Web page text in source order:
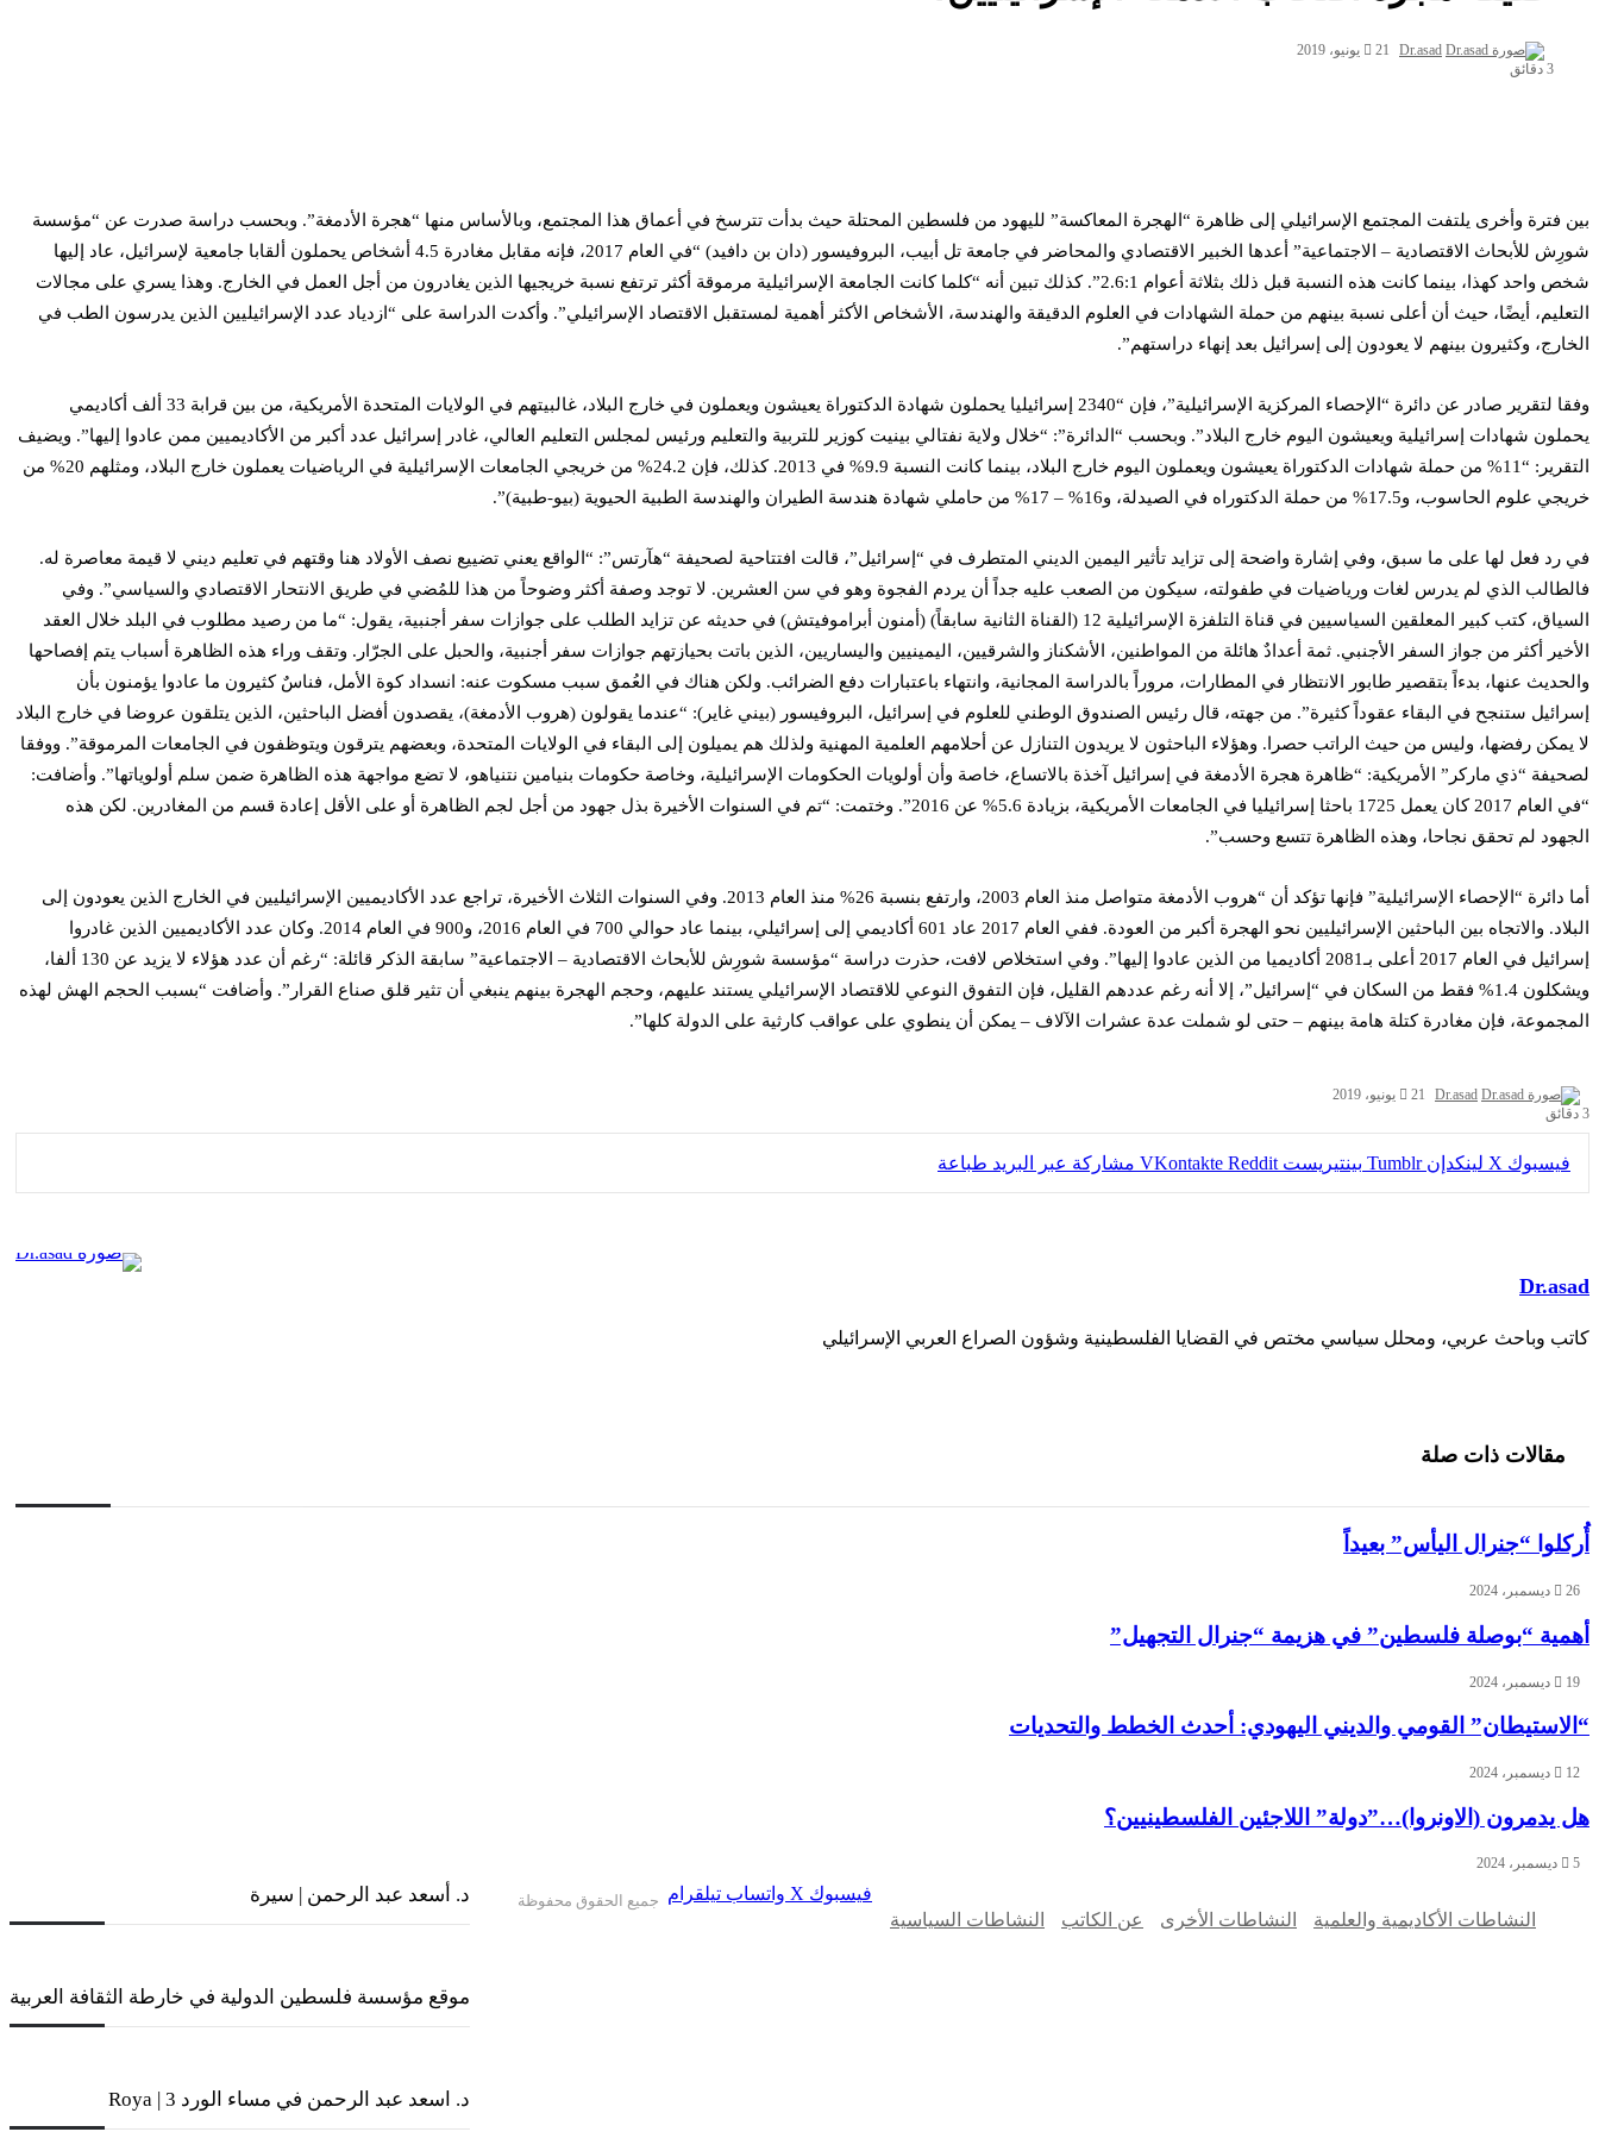
Dr.asad
21 يونيو، 2019
3 دقائق
بين فترة وأخرى يلتفت المجتمع الإسرائيلي إلى ظاهرة “الهجرة المعاكسة” لليهود من فلسطين المحتلة حيث بدأت تترسخ في أعماق هذا المجتمع، وبالأساس منها “هجرة الأدمغة”. وبحسب دراسة صدرت عن “مؤسسة
شورِش للأبحاث الاقتصادية – الاجتماعية” أعدها الخبير الاقتصادي والمحاضر في جامعة تل أبيب، البروفيسور (دان بن دافيد) “في العام 2017، فإنه مقابل مغادرة 4.5 أشخاص يحملون ألقابا جامعية لإسرائيل، عاد إليها
شخص واحد كهذا، بينما كانت هذه النسبة قبل ذلك بثلاثة أعوام 2.6:1”. كذلك تبين أنه “كلما كانت الجامعة الإسرائيلية مرموقة أكثر ترتفع نسبة خريجيها الذين يغادرون من أجل العمل في الخارج. وهذا يسري على مجالات
التعليم، أيضًا، حيث أن أعلى نسبة بينهم من حملة الشهادات في العلوم الدقيقة والهندسة، الأشخاص الأكثر أهمية لمستقبل الاقتصاد الإسرائيلي”. وأكدت الدراسة على “ازدياد عدد الإسرائيليين الذين يدرسون الطب في
الخارج، وكثيرون بينهم لا يعودون إلى إسرائيل بعد إنهاء دراستهم”.
وفقا لتقرير صادر عن دائرة “الإحصاء المركزية الإسرائيلية”، فإن “2340 إسرائيليا يحملون شهادة الدكتوراة يعيشون ويعملون في خارج البلاد، غالبيتهم في الولايات المتحدة الأمريكية، من بين قرابة 33 ألف أكاديمي
يحملون شهادات إسرائيلية ويعيشون اليوم خارج البلاد”. وبحسب “الدائرة”: “خلال ولاية نفتالي بينيت كوزير للتربية والتعليم ورئيس لمجلس التعليم العالي، غادر إسرائيل عدد أكبر من الأكاديميين ممن عادوا إليها”. ويضيف
التقرير: “11% من حملة شهادات الدكتوراة يعيشون ويعملون اليوم خارج البلاد، بينما كانت النسبة 9.9% في 2013. كذلك، فإن 24.2% من خريجي الجامعات الإسرائيلية في الرياضيات يعملون خارج البلاد، ومثلهم 20% من
خريجي علوم الحاسوب، و17.5% من حملة الدكتوراه في الصيدلة، و16% – 17% من حاملي شهادة هندسة الطيران والهندسة الطبية الحيوية (بيو-طبية)”.
في رد فعل لها على ما سبق، وفي إشارة واضحة إلى تزايد تأثير اليمين الديني المتطرف في “إسرائيل”، قالت افتتاحية لصحيفة “هآرتس”: “الواقع يعني تضييع نصف الأولاد هنا وقتهم في تعليم ديني لا قيمة معاصرة له.
فالطالب الذي لم يدرس لغات ورياضيات في طفولته، سيكون من الصعب عليه جداً أن يردم الفجوة وهو في سن العشرين. لا توجد وصفة أكثر وضوحاً من هذا للمُضي في طريق الانتحار الاقتصادي والسياسي”. وفي
السياق، كتب كبير المعلقين السياسيين في قناة التلفزة الإسرائيلية 12 (القناة الثانية سابقاً) (أمنون أبراموفيتش) في حديثه عن تزايد الطلب على جوازات سفر أجنبية، يقول: “ما من رصيد مطلوب في البلد خلال العقد
الأخير أكثر من جواز السفر الأجنبي. ثمة أعدادٌ هائلة من المواطنين، الأشكناز والشرقيين، اليمينيين واليساريين، الذين باتت بحيازتهم جوازات سفر أجنبية، والحبل على الجرّار. وتقف وراء هذه الظاهرة أسباب يتم إفصاحها
والحديث عنها، بدءاً بتقصير طابور الانتظار في المطارات، مروراً بالدراسة المجانية، وانتهاء باعتبارات دفع الضرائب. ولكن هناك في العُمق سبب مسكوت عنه: انسداد كوة الأمل، فناسٌ كثيرون ما عادوا يؤمنون بأن
إسرائيل ستنجح في البقاء عقوداً كثيرة”. من جهته، قال رئيس الصندوق الوطني للعلوم في إسرائيل، البروفيسور (بيني غاير): “عندما يقولون (هروب الأدمغة)، يقصدون أفضل الباحثين، الذين يتلقون عروضا في خارج البلاد
لا يمكن رفضها، وليس من حيث الراتب حصرا. وهؤلاء الباحثون لا يريدون التنازل عن أحلامهم العلمية المهنية ولذلك هم يميلون إلى البقاء في الولايات المتحدة، وبعضهم يترقون ويتوظفون في الجامعات المرموقة”. ووفقا
لصحيفة “ذي ماركر” الأمريكية: “ظاهرة هجرة الأدمغة في إسرائيل آخذة بالاتساع، خاصة وأن أولويات الحكومات الإسرائيلية، وخاصة حكومات بنيامين نتنياهو، لا تضع مواجهة هذه الظاهرة ضمن سلم أولوياتها”. وأضافت:
“في العام 2017 كان يعمل 1725 باحثا إسرائيليا في الجامعات الأمريكية، بزيادة 5.6% عن 2016”. وختمت: “تم في السنوات الأخيرة بذل جهود من أجل لجم الظاهرة أو على الأقل إعادة قسم من المغادرين. لكن هذه
الجهود لم تحقق نجاحا، وهذه الظاهرة تتسع وحسب”.
أما دائرة “الإحصاء الإسرائيلية” فإنها تؤكد أن “هروب الأدمغة متواصل منذ العام 2003، وارتفع بنسبة 26% منذ العام 2013. وفي السنوات الثلاث الأخيرة، تراجع عدد الأكاديميين الإسرائيليين في الخارج الذين يعودون إلى
البلاد. والاتجاه بين الباحثين الإسرائيليين نحو الهجرة أكبر من العودة. ففي العام 2017 عاد 601 أكاديمي إلى إسرائيلي، بينما عاد حوالي 700 في العام 2016، و900 في العام 2014. وكان عدد الأكاديميين الذين غادروا
إسرائيل في العام 2017 أعلى بـ2081 أكاديميا من الذين عادوا إليها”. وفي استخلاص لافت، حذرت دراسة “مؤسسة شورِش للأبحاث الاقتصادية – الاجتماعية” سابقة الذكر قائلة: “رغم أن عدد هؤلاء لا يزيد عن 130 ألفا،
ويشكلون 1.4% فقط من السكان في “إسرائيل”، إلا أنه رغم عددهم القليل، فإن التفوق النوعي للاقتصاد الإسرائيلي يستند عليهم، وحجم الهجرة بينهم ينبغي أن تثير قلق صناع القرار”. وأضافت “بسبب الحجم الهش لهذه
المجموعة، فإن مغادرة كتلة هامة بينهم – حتى لو شملت عدة عشرات الآلاف – يمكن أن ينطوي على عواقب كارثية على الدولة كلها”.
Dr.asad
21 يونيو، 2019
3 دقائق
فيسبوك X لينكدإن بينتيريست مشاركة عبر البريد طباعة
Dr.asad
كاتب وباحث عربي، ومحلل سياسي مختص في القضايا الفلسطينية وشؤون الصراع العربي الإسرائيلي
مقالات ذات صلة
أُركلوا “جنرال اليأس” بعيداً
26 ديسمبر، 2024
أهمية “بوصلة فلسطين” في هزيمة “جنرال التجهيل”
19 ديسمبر، 2024
“الاستيطان” القومي والديني اليهودي: أحدث الخطط والتحديات
12 ديسمبر، 2024
هل يدمرون (الاونروا)…”دولة” اللاجئين الفلسطينيين؟
5 ديسمبر، 2024
د. أسعد عبد الرحمن | سيرة
موقع مؤسسة فلسطين الدولية في خارطة الثقافة العربية
د. اسعد عبد الرحمن في مساء الورد 3 | Roya
جميع الحقوق محفوظة
النشاطات الأكاديمية والعلمية النشاطات الأخرى عن الكاتب النشاطات السياسية
فيسبوك X واتساب تيلقرام